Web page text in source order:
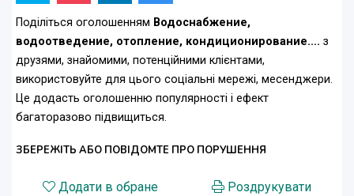
Поділіться оголошенням Водоснабжение,
водоотведение, отопление, кондиционирование.... з
друзями, знайомими, потенційними клієнтами,
використовуйте для цього соціальні мережі, месенджери.
Це додасть оголошенню популярності і ефект
багаторазово підвищиться.
ЗБЕРЕЖІТЬ АБО ПОВІДОМТЕ ПРО ПОРУШЕННЯ
Додати в обране
Роздрукувати